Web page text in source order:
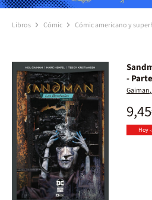
Libros Cómic Cómic americano y
-
Hoy